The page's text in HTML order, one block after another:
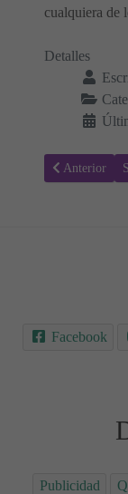
cualquiera de
Detalles
Artículo
Anterior
Facebook
Publicidad